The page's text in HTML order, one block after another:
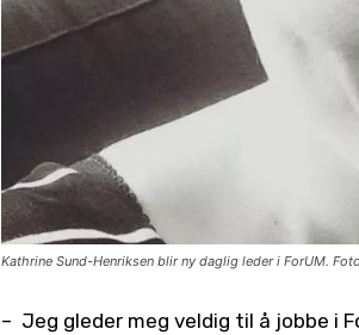
Kathrine Sund-Henriksen blir ny daglig leder i ForUM.
– Jeg gleder meg veldig til å jobbe i